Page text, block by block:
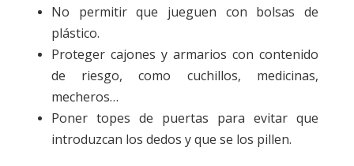
No permitir que jueguen con bolsas de
plástico.
Proteger cajones y armarios con contenido
de riesgo, como cuchillos, medicinas,
mecheros…
Poner topes de puertas para evitar que
introduzcan los dedos y que se los pillen.